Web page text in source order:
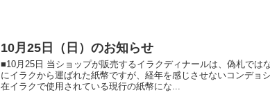
10月25日（日）のお知らせ
■10月25日 当ショップが販売するイラクディナールは、偽札では
にイラクから運ばれた紙幣ですが、経年を感じさせないコンデョ
在イラクで使用されている現行の紙幣にな...